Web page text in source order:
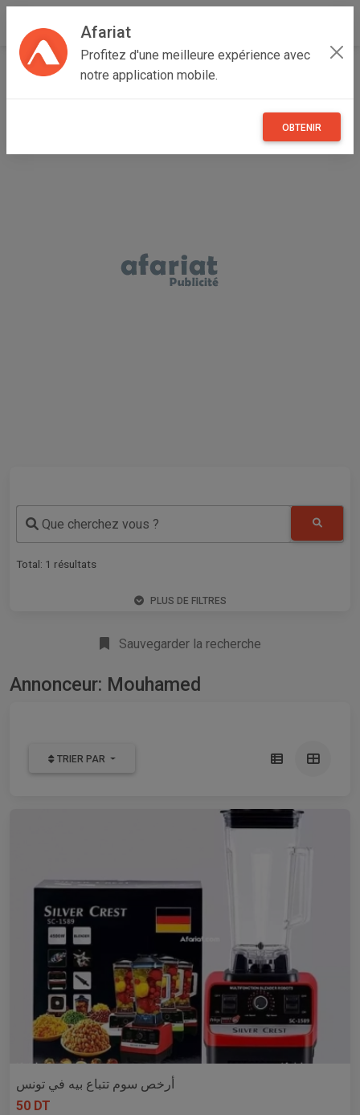
Afariat
Profitez d'une meilleure expérience avec
notre application mobile.
OBTENIR
Accueil Annonceur Mouhamed
Que cherchez vous ?
Total: 1 résultats
PLUS DE FILTRES
Sauvegarder la recherche
Annonceur: Mouhamed
TRIER PAR
أرخص سوم تتباع بيه في تونس
50 DT